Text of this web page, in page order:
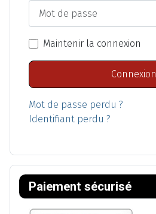
Mot de passe
Maintenir la connexion
Connexion
Mot de passe perdu ?
Identifiant perdu ?
Paiement sécurisé